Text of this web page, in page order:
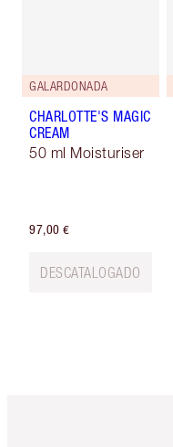
GALARDONADA
CHARLOTTE'S MAGIC
CREAM
50 ml Moisturiser
97,00 €
DESCATALOGADO